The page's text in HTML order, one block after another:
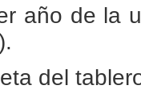
año de la
del